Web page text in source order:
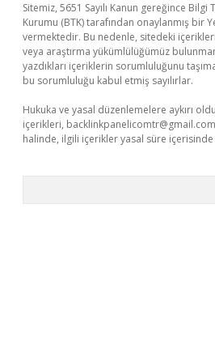
Sitemiz, 5651 Sayılı Kanun gereğince
Kurumu (BTK) tarafından onaylanmış bir
vermektedir. Bu nedenle, sitedeki
veya araştırma yükümlülüğümüz
yazdıkları içeriklerin sorumluluğunu
bu sorumluluğu kabul etmiş sayılırlar.
Hukuka ve yasal düzenlemelere aykırı
içerikleri, backlinkpanelicomtr@gmail.com
halinde, ilgili içerikler yasal süre içerisinde